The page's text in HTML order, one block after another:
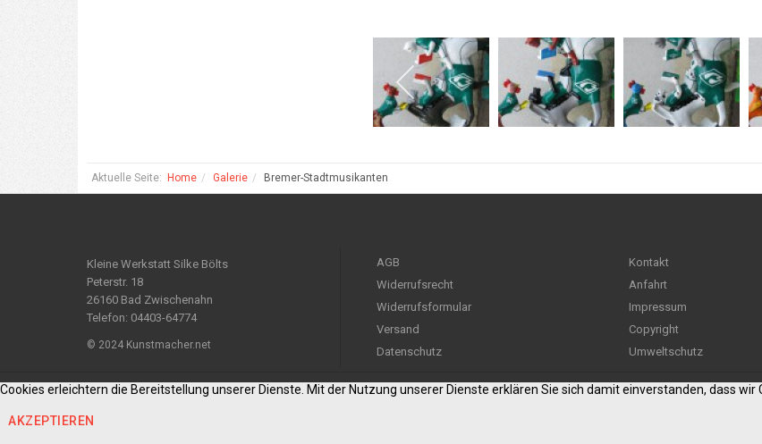
Aktuelle Seite: Home Galerie Bremer-Stadtmusikanten
Kleine Werkstatt Silke Bölts
Peterstr. 18
26160 Bad Zwischenahn
Telefon: 04403-64774
© 2024 Kunstmacher.net
AGB
Widerrufsrecht
Widerrufsformular
Versand
Datenschutz
Kontakt
Anfahrt
Impressum
Copyright
Umweltschutz
Cookies erleichtern die Bereitstellung unserer Dienste. Mit der Nutzung unserer Dienste erklären Sie sich damit einverstanden, dass wir
AKZEPTIEREN